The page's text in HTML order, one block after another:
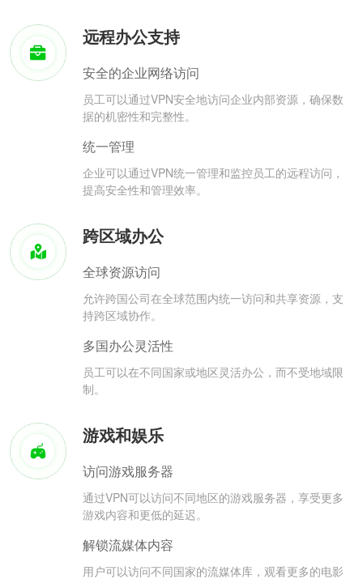
远程办公支持
安全的企业网络访问
员工可以通过VPN安全地访问企业内部资源，确保数
据的机密性和完整性。
统一管理
企业可以通过VPN统一管理和监控员工的远程访问，
提高安全性和管理效率。
跨区域办公
全球资源访问
允许跨国公司在全球范围内统一访问和共享资源，支
持跨区域协作。
多国办公灵活性
员工可以在不同国家或地区灵活办公，而不受地域限
制。
游戏和娱乐
访问游戏服务器
通过VPN可以访问不同地区的游戏服务器，享受更多
游戏内容和更低的延迟。
解锁流媒体内容
用户可以访问不同国家的流媒体库，观看更多的电影